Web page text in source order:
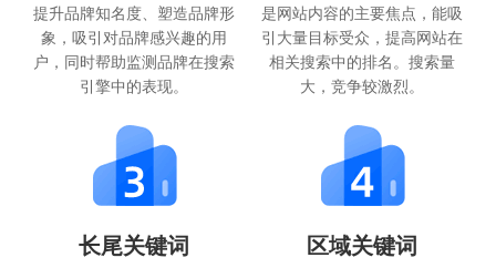
提升品牌知名度、塑造品牌形
象，吸引对品牌感兴趣的用
户，同时帮助监测品牌在搜索
引擎中的表现。
是网站内容的主要焦点，能吸
引大量目标受众，提高网站在
相关搜索中的排名。搜索量
大，竞争较激烈。
长尾关键词 区域关键词